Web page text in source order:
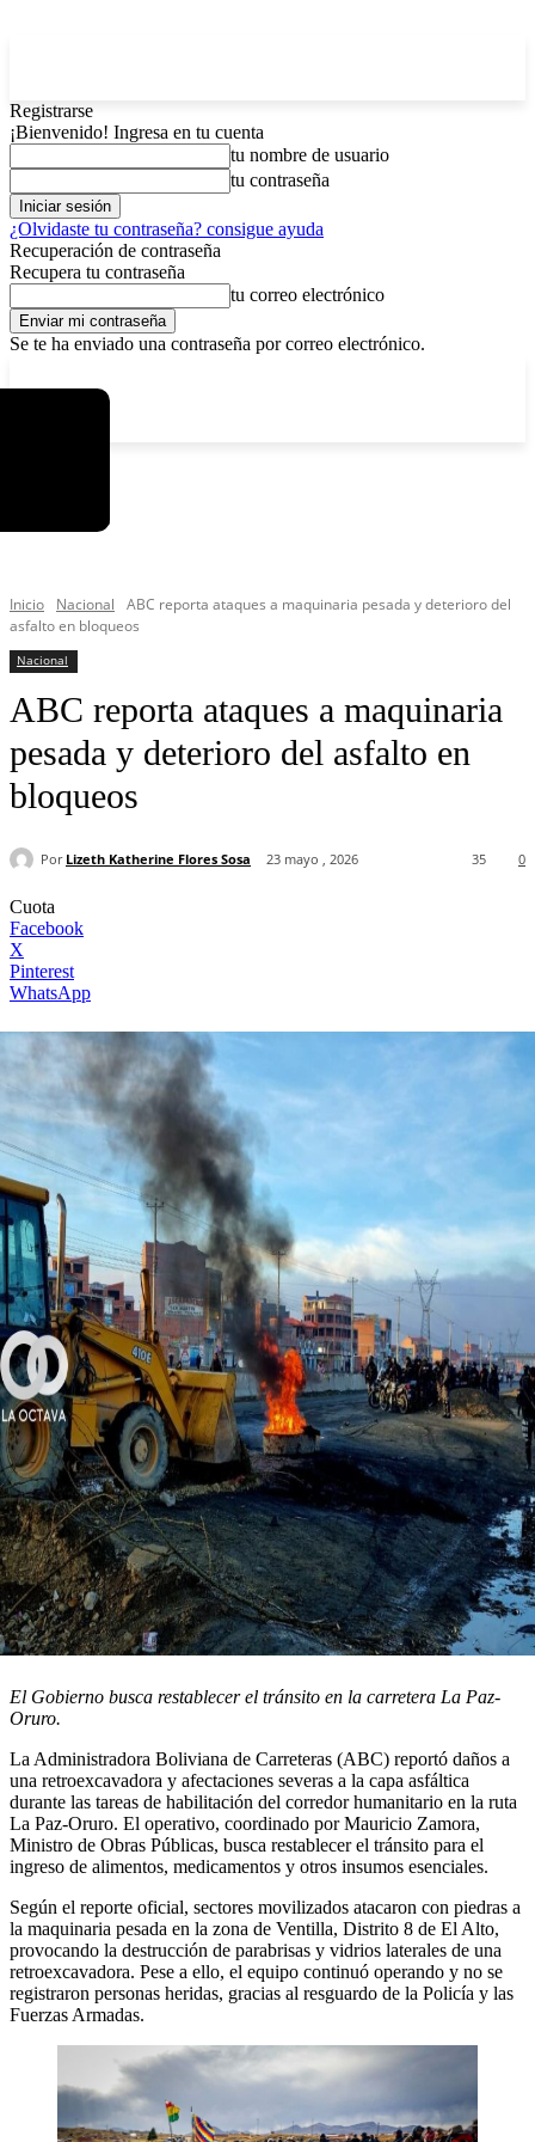
Registrarse
¡Bienvenido! Ingresa en tu cuenta
tu nombre de usuario
tu contraseña
¿Olvidaste tu contraseña? consigue ayuda
Recuperación de contraseña
Recupera tu contraseña
tu correo electrónico
Se te ha enviado una contraseña por correo electrónico.
Inicio Nacional
ABC reporta ataques a maquinaria pesada y deterioro del
asfalto en bloqueos
Nacional
ABC reporta ataques a maquinaria
pesada y deterioro del asfalto en
bloqueos
Por Lizeth Katherine Flores Sosa 23 mayo , 2026 0
35
Cuota
Facebook
X
Pinterest
WhatsApp
El Gobierno busca restablecer el tránsito en la carretera La Paz-
Oruro.
La Administradora Boliviana de Carreteras (ABC) reportó daños a
una retroexcavadora y afectaciones severas a la capa asfáltica
durante las tareas de habilitación del corredor humanitario en la ruta
La Paz-Oruro. El operativo, coordinado por Mauricio Zamora,
Ministro de Obras Públicas, busca restablecer el tránsito para el
ingreso de alimentos, medicamentos y otros insumos esenciales.
Según el reporte oficial, sectores movilizados atacaron con piedras a
la maquinaria pesada en la zona de Ventilla, Distrito 8 de El Alto,
provocando la destrucción de parabrisas y vidrios laterales de una
retroexcavadora. Pese a ello, el equipo continuó operando y no se
registraron personas heridas, gracias al resguardo de la Policía y las
Fuerzas Armadas.